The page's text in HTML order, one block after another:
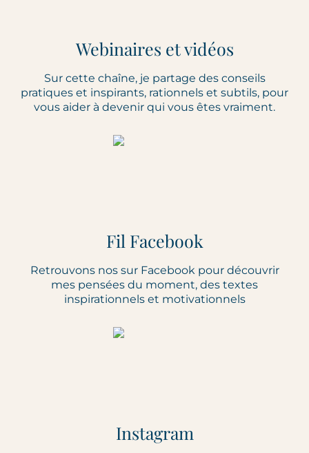
Webinaires et vidéos
Sur cette chaîne, je partage des conseils
pratiques et inspirants, rationnels et subtils, pour
vous aider à devenir qui vous êtes vraiment.
Fil Facebook
Retrouvons nos sur Facebook pour découvrir
mes pensées du moment, des textes
inspirationnels et motivationnels
Instagram